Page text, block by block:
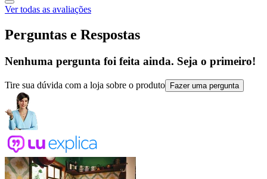
Ver todas as avaliações
Perguntas e Respostas
Nenhuma pergunta foi feita ainda. Seja o primeiro!
Tire sua dúvida com a loja sobre o produto Fazer uma pergunta